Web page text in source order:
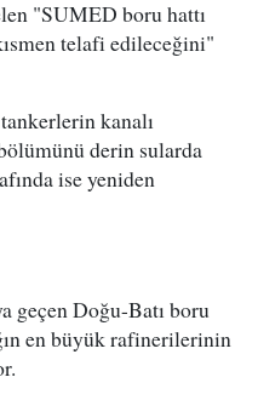
"SUMED boru hattı
telafi edileceğini"
kanalı
derin sularda
ise yeniden
geçen Doğu-Batı boru
en büyük rafinerilerinin